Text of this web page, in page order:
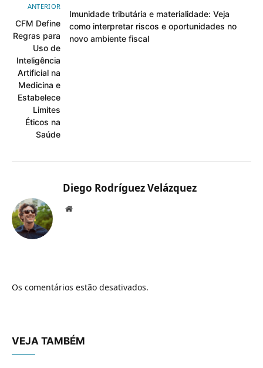
ANTERIOR
CFM Define
Regras para
Uso de
Inteligência
Artificial na
Medicina e
Estabelece
Limites
Éticos na
Saúde
Imunidade tributária e materialidade: Veja
como interpretar riscos e oportunidades no
novo ambiente fiscal
Diego Rodríguez Velázquez
Website
Os comentários estão desativados.
VEJA TAMBÉM